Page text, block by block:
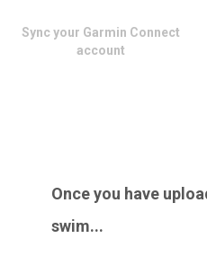
Sync your Garmin Connect
account
Once you have
swim...